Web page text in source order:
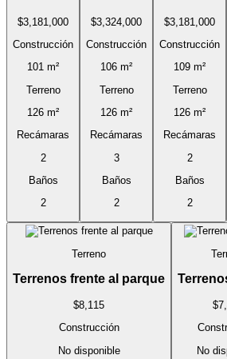
$3,181,000
Construcción
101 m²
Terreno
126 m²
Recámaras
2
Baños
2
$3,324,000
Construcción
106 m²
Terreno
126 m²
Recámaras
3
Baños
2
$3,181,000
Construcción
109 m²
Terreno
126 m²
Recámaras
2
Baños
2
Terreno
Terrenos frente al parque
$8,115
Construcción
No disponible
No